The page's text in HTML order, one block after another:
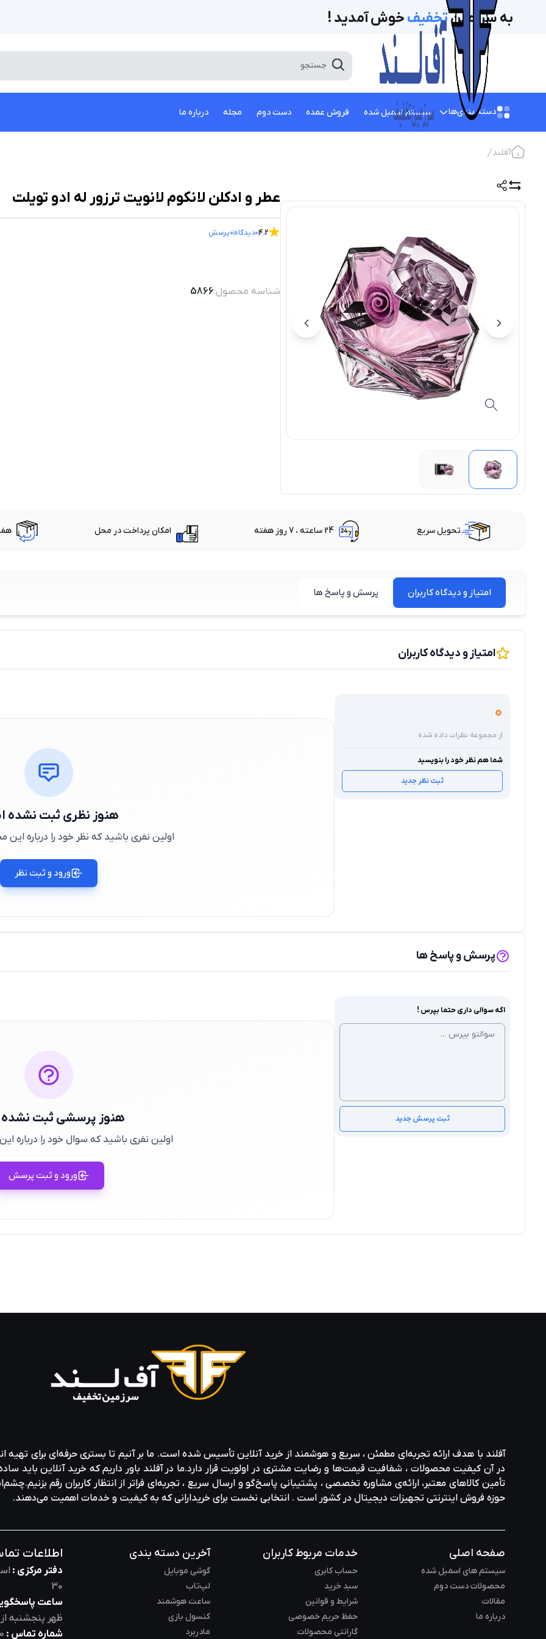
به سرزمینتخفیف‌ خوش آمدید !
دسته بندی‌ها سیستم اسمبل شده فروش عمده دست دوم مجله درباره ما
آفلند
عطر و ادکلن لانکوم لانویت ترزور له ادو تویلت
4.2
0دیدگاه0پرسش
شناسه محصول:5866
تحویل سریع 24 ساعته ، 7 روز هفته امکان پرداخت در محل
امتیاز و دیدگاه کاربران پرسش و پاسخ ها
امتیاز و دیدگاه کاربران
0
از مجموعه نظرات داده شده
شما هم نظر خود را بنویسید
ثبت نظر جدید
هنوز نظری ثبت نشده
اولین نفری باشید که نظر خود را درباره
ورود و ثبت نظر
پرسش و پاسخ ها
اگه سوالی داری حتما بپرس !
ثبت پرسش جدید هنوز پرسشی ثبت
اولین نفری باشید که سوال خود را درباره
ورود و ثبت پرسش
آفلند با هدف ارائه‌ تجربه‌ای مطمئن ، سریع و هوشمند از خرید آنلاین تأسیس شده است. ما بر آنیم تا بستری حرفه‌ای برای تهیه‌
در آن کیفیت محصولات ، شفافیت قیمت‌ها و رضایت مشتری در اولویت قرار دارد.ما در آفلند باور داریم که خرید آنلاین باید
تأمین کالاهای معتبر، ارائه‌ی مشاوره‌ تخصصی ، پشتیبانی پاسخ‌گو و ارسال سریع ، تجربه‌ای فراتر از انتظار کاربران رقم
حوزه‌ فروش اینترنتی تجهیزات دیجیتال در کشور است . انتخابی نخست برای خریدارانی که به کیفیت و خدمات اهمیت می‌دهند.
صفحه اصلی
سیستم های اسمبل شده
محصولات دست دوم
مقالات
درباره ما
خدمات مربوط کاربران
حساب کابری
سبد خرید
شرایط و قوانین
حفظ حریم خصوصی
گارانتی محصولات
آخرین دسته بندی
گوشی موبایل
لپ‌تاب
ساعت هوشمند
کنسول بازی
مادربرد
اطلاعات
دفتر مرکزی :
30
ساعت
ظهر پنجشنبه
شماره تماس :